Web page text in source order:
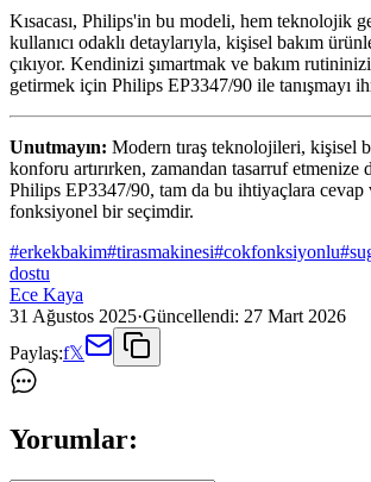
Kısacası, Philips'in bu modeli, hem teknolojik
kullanıcı odaklı detaylarıyla, kişisel bakım
çıkıyor. Kendinizi şımartmak ve bakım
getirmek için Philips EP3347/90 ile tanışmayı
Unutmayın: Modern tıraş teknolojileri, kişisel
konforu artırırken, zamandan tasarruf etmenize
Philips EP3347/90, tam da bu ihtiyaçlara
fonksiyonel bir seçimdir.
#erkekbakim#tirasmakinesi#cokfonksiyonlu#
dostu
Ece Kaya
31 Ağustos 2025·Güncellendi: 27 Mart 2026
Paylaş:f𝕏
Yorumlar: